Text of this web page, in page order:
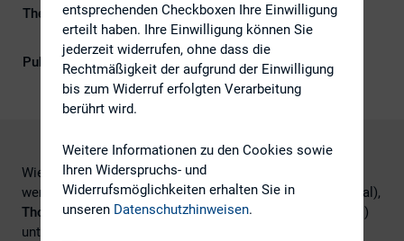
Themengebiete
ESG (inkl. Nachhaltigkeit &
Governance), IR-Kompetenz
Publikationsform
DIRK-Publikationen
Wie Strukturwandel in Unternehmen richtig umgesetzt
werden kann, diskutiertenFriederike Helfer(Cevian Capital),
Thomas Meier(MainFirst) undDr. Dierk Paskert
(Encavis)
unter der Moderation von Sebastian Schmid (Börsen-
entsprechenden Checkboxen Ihre Einwilligung
erteilt haben. Ihre Einwilligung können Sie
jederzeit widerrufen, ohne dass die
Rechtmäßigkeit der aufgrund der Einwilligung
bis zum Widerruf erfolgten Verarbeitung
berührt wird.
Weitere Informationen zu den Cookies sowie
Ihren Widerspruchs- und
Widerrufsmöglichkeiten erhalten Sie in
unseren Datenschutzhinweisen.